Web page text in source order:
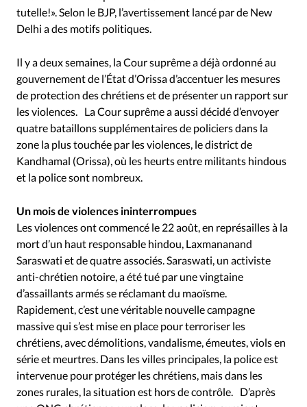
tutelle!». Selon le BJP, l’avertissement lancé par de New
Delhi a des motifs politiques.
Il y a deux semaines, la Cour suprême a déjà ordonné au
gouvernement de l’État d’Orissa d’accentuer les mesures
de protection des chrétiens et de présenter un rapport sur
les violences. La Cour suprême a aussi décidé d’envoyer
quatre bataillons supplémentaires de policiers dans la
zone la plus touchée par les violences, le district de
Kandhamal (Orissa), où les heurts entre militants hindous
et la police sont nombreux.
Un mois de violences ininterrompues
Les violences ont commencé le 22 août, en représailles à la
mort d’un haut responsable hindou, Laxmananand
Saraswati et de quatre associés. Saraswati, un activiste
anti-chrétien notoire, a été tué par une vingtaine
d’assaillants armés se réclamant du maoïsme.
Rapidement, c’est une véritable nouvelle campagne
massive qui s’est mise en place pour terroriser les
chrétiens, avec démolitions, vandalisme, émeutes, viols en
série et meurtres. Dans les villes principales, la police est
intervenue pour protéger les chrétiens, mais dans les
zones rurales, la situation est hors de contrôle. D’après